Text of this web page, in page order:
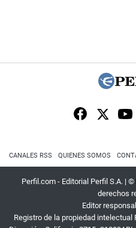
CANALES RSS QUIENES SOMOS
Perfil.com - Editorial Perfil S.A. | ©
derechos
Editor
Registro de la propiedad